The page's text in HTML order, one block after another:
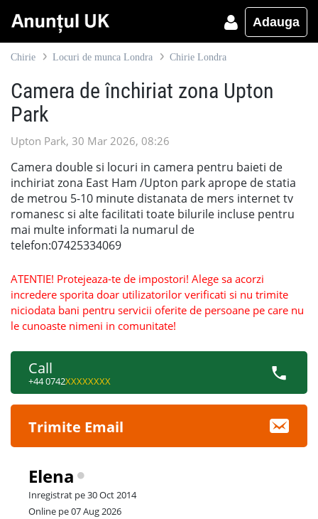
Adauga
Chirie Locuri de munca Londra Chirie Londra
Camera de închiriat zona Upton
Park
Upton Park, 30 Mar 2026, 08:26
Camera double si locuri in camera pentru baieti de
inchiriat zona East Ham /Upton park aprope de statia
de metrou 5-10 minute distanata de mers internet tv
romanesc si alte facilitati toate bilurile incluse pentru
mai multe informati la numarul de
telefon:07425334069
ATENTIE! Protejeaza-te de impostori! Alege sa acorzi
incredere sporita doar utilizatorilor verificati si nu trimite
niciodata bani pentru servicii oferite de persoane pe care nu
le cunoaste nimeni in comunitate!
Call
+44 0742XXXXXXXX
Trimite Email
Elena
Inregistrat pe 30 Oct 2014
Online pe 07 Aug 2026